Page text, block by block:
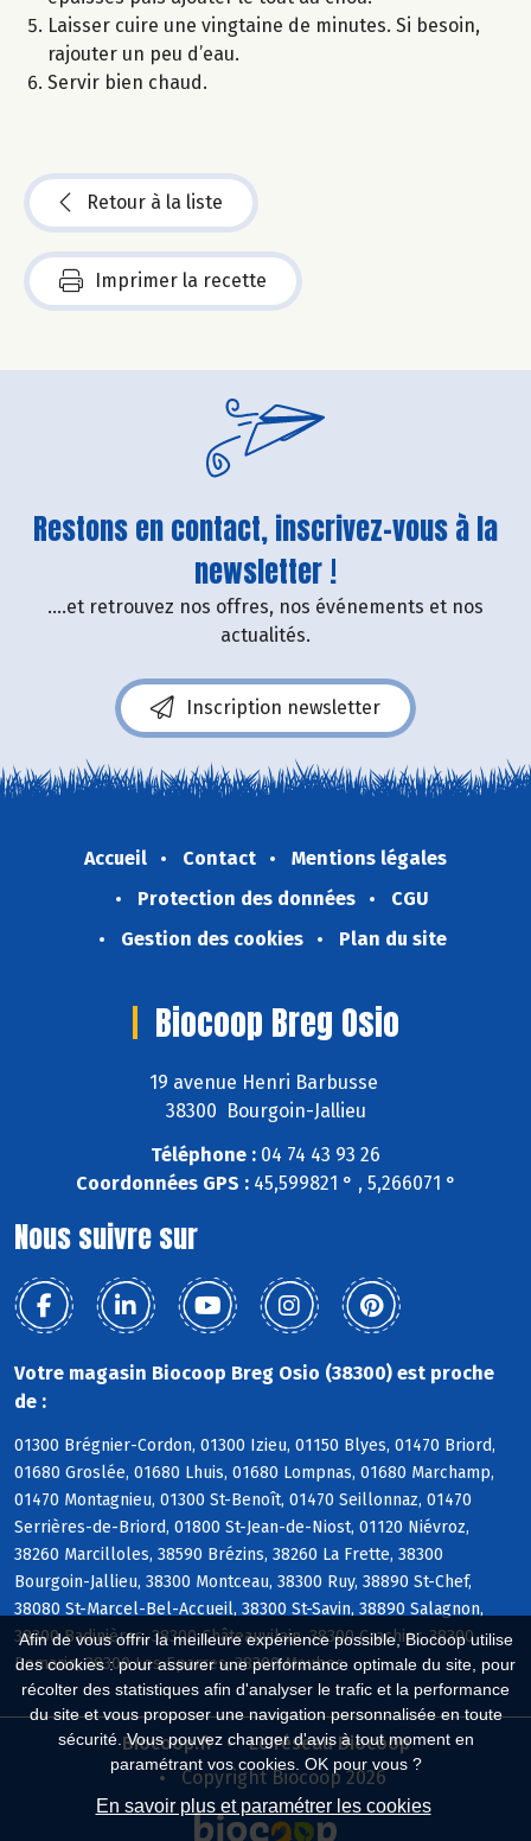
Afin de vous offrir la meilleure expérience possible, Biocoop utilise
des cookies : pour assurer une performance optimale du site, pour
récolter des statistiques afin d'analyser le trafic et la performance
du site et vous proposer une navigation personnalisée en toute
sécurité. Vous pouvez changer d'avis à tout moment en
paramétrant vos cookies. OK pour vous ?
En savoir plus et paramétrer les cookies
Laisser cuire une vingtaine de minutes. Si besoin,
rajouter un peu d’eau.
Servir bien chaud.
Retour à la liste
Imprimer la recette
Restons en contact, inscrivez-vous à la
newsletter !
....et retrouvez nos offres, nos événements et nos
actualités.
Inscription newsletter
Accueil Contact
Mentions légales
Protection des données
CGU
Gestion des cookies
Plan du site
Biocoop Breg Osio
19 avenue Henri Barbusse
38300 Bourgoin-Jallieu
Téléphone : 04 74 43 93 26
Coordonnées GPS :45,599821 ° , 5,266071 °
Nous suivre sur
Votre magasin Biocoop Breg Osio (38300) est proche
de :
01300 Brégnier-Cordon, 01300 Izieu, 01150 Blyes, 01470 Briord,
01680 Groslée, 01680 Lhuis, 01680 Lompnas, 01680 Marchamp,
01470 Montagnieu, 01300 St-Benoît, 01470 Seillonnaz, 01470
Serrières-de-Briord, 01800 St-Jean-de-Niost, 01120 Niévroz,
38260 Marcilloles, 38590 Brézins, 38260 La Frette, 38300
Bourgoin-Jallieu, 38300 Montceau, 38300 Ruy, 38890 St-Chef,
38080 St-Marcel-Bel-Accueil, 38300 St-Savin, 38890 Salagnon,
38300 Badinières, 38300 Châteauvilain, 38300 Crachier, 38300
Domarin, 38300 Les Eparres, 38300 Maubec
Biocoop.fr
Le réseau Biocoop
Copyright Biocoop 2026